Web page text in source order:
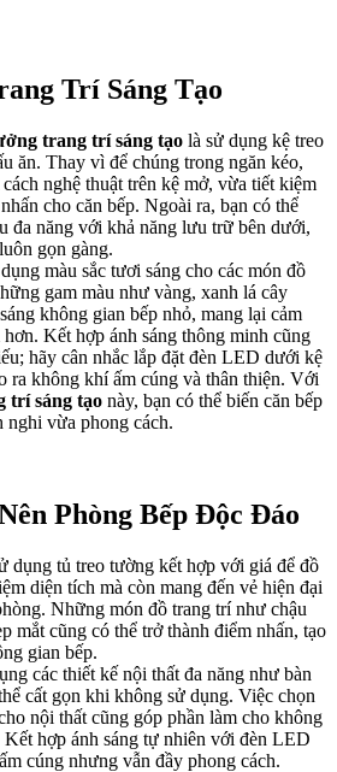
Trí Sáng Tạo
trang trí sáng tạo là sử dụng kệ treo
ăn. Thay vì để chúng trong ngăn kéo,
nghệ thuật trên kệ mở, vừa tiết kiệm
cho căn bếp. Ngoài ra, bạn có thể
đa năng với khả năng lưu trữ bên dưới,
gọn gàng.
màu sắc tươi sáng cho các món đồ
gam màu như vàng, xanh lá cây
không gian bếp nhỏ, mang lại cảm
Kết hợp ánh sáng thông minh cũng
hãy cân nhắc lắp đặt đèn LED dưới kệ
ra không khí ấm cúng và thân thiện. Với
trí sáng tạo này, bạn có thể biến căn bếp
nghi vừa phong cách.
Phòng Bếp Độc Đáo
dụng tủ treo tường kết hợp với giá để đồ
diện tích mà còn mang đến vẻ hiện đại
Những món đồ trang trí như chậu
mắt cũng có thể trở thành điểm nhấn, tạo
gian bếp.
các thiết kế nội thất đa năng như bàn
cất gọn khi không sử dụng. Việc chọn
nội thất cũng góp phần làm cho không
hợp ánh sáng tự nhiên với đèn LED
cúng nhưng vẫn đầy phong cách.